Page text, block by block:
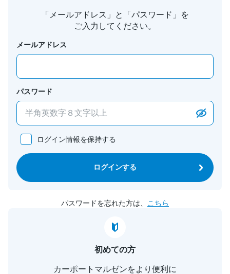
「メールアドレス」と「パスワード」を
ご入力してください。
メールアドレス
パスワード
ログイン情報を保持する
ログインする
パスワードを忘れた方は、 こちら
初めての方
カーポートマルゼンをより便利に